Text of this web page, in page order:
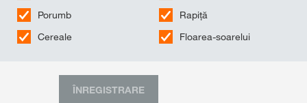
Porumb
Cereale
Rapiță
Floarea-soarelui
ÎNREGISTRARE